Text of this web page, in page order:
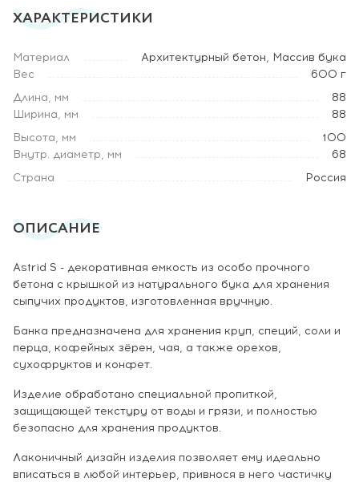
ХАРАКТЕРИСТИКИ
Материал
Архитектурный бетон, Массив бука
Вес
600 г
Длина, мм
88
Ширина, мм
88
Высота, мм
100
Внутр. диаметр, мм
68
Страна
Россия
ОПИСАНИЕ
Astrid S - декоративная емкость из особо прочного
бетона с крышкой из натурального бука для хранения
сыпучих продуктов, изготовленная вручную.
Банка предназначена для хранения круп, специй, соли и
перца, кофейных зёрен, чая, а также орехов,
сухофруктов и конфет.
Изделие обработано специальной пропиткой,
защищающей текстуру от воды и грязи, и полностью
безопасно для хранения продуктов.
Лаконичный дизайн изделия позволяет ему идеально
вписаться в любой интерьер, привнося в него частичку